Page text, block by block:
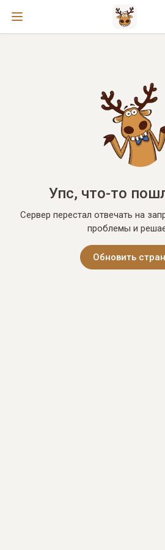
Упс, что-то
Сервер перестал отвечать на
проблемы и
Обновить